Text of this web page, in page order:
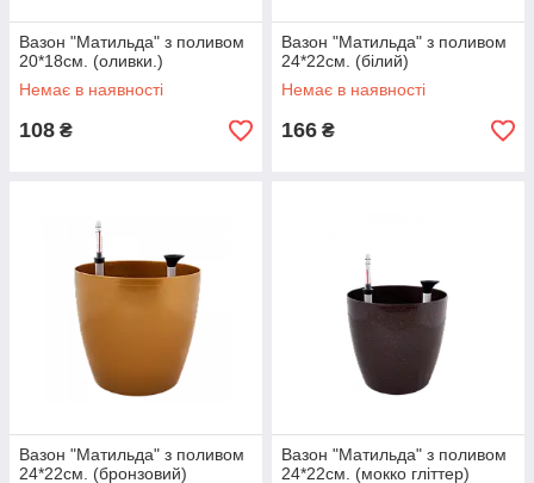
Вазон "Матильда" з поливом
20*18см. (оливки.)
Немає в наявності
108 ₴
Вазон "Матильда" з поливом
24*22см. (білий)
Немає в наявності
166 ₴
Вазон "Матильда" з поливом
24*22см. (бронзовий)
Вазон "Матильда" з поливом
24*22см. (мокко гліттер)